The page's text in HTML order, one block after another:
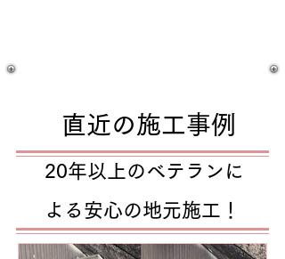
直近の施工事例​
​20年以上のベテランに
よる安心の地元施工！